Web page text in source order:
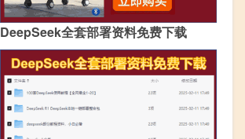
DeepSeek全套部署资料免费下载